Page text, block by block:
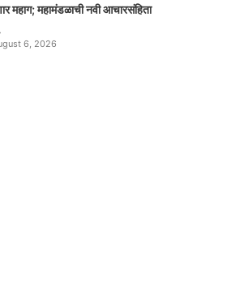
महाग; महामंडळाची नवी आचारसंहिता
6, 2026